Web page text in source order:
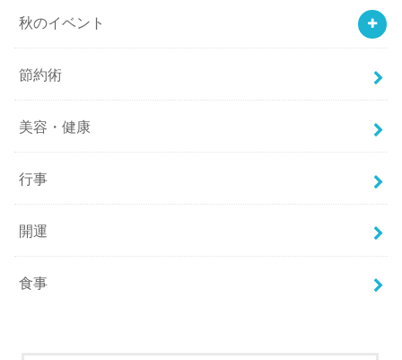
秋のイベント
節約術
美容・健康
行事
開運
食事